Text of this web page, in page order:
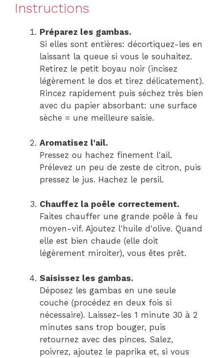
Instructions
Préparez les gambas.
Si elles sont entières: décortiquez-les en
laissant la queue si vous le souhaitez.
Retirez le petit boyau noir (incisez
légèrement le dos et tirez délicatement).
Rincez rapidement puis séchez très bien
avec du papier absorbant: une surface
sèche = une meilleure saisie.
Aromatisez l'ail.
Pressez ou hachez finement l'ail.
Prélevez un peu de zeste de citron, puis
pressez le jus. Hachez le persil.
Chauffez la poêle correctement.
Faites chauffer une grande poêle à feu
moyen-vif. Ajoutez l'huile d'olive. Quand
elle est bien chaude (elle doit
légèrement miroiter), vous êtes prêt.
Saisissez les gambas.
Déposez les gambas en une seule
couche (procédez en deux fois si
nécessaire). Laissez-les 1 minute 30 à 2
minutes sans trop bouger, puis
retournez avec des pinces. Salez,
poivrez, ajoutez le paprika et, si vous